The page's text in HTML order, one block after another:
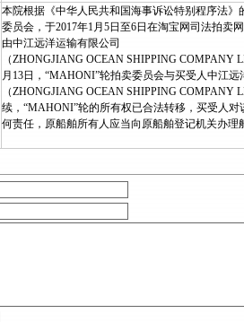
本院根据《中华人民共和国海事诉讼特别程序法》
委员会，于2017年1月5日至6日在淘宝网司法拍卖
由中江远洋运输有限公司
（ZHONGJIANG OCEAN SHIPPING COMPANY
月13日，“MAHONI”轮拍卖委员会与买受人中江远
（ZHONGJIANG OCEAN SHIPPING COMPANY
续，“MAHONI”轮的所有权已合法转移，买受人
何责任，原船舶所有人应当向原船舶登记机关办理